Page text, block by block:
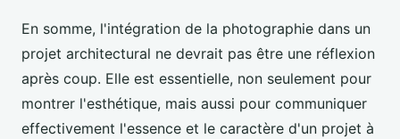
En somme, l'intégration de la photographie dans un
projet architectural ne devrait pas être une réflexion
après coup. Elle est essentielle, non seulement pour
montrer l'esthétique, mais aussi pour communiquer
effectivement l'essence et le caractère d'un projet à